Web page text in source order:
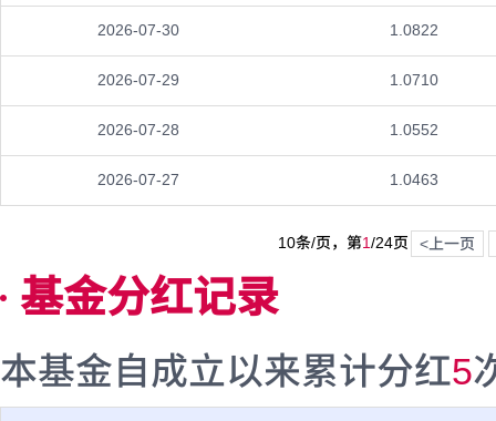
2026-07-30 1.0822
2026-07-29 1.0710
2026-07-28 1.0552
2026-07-27 1.0463
10条/页，第1/24页 <上一页
基金分红记录
本基金自成立以来累计分红5